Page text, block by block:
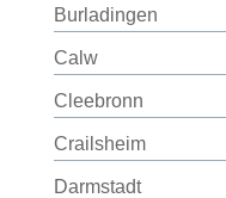
Burladingen
Calw
Cleebronn
Crailsheim
Darmstadt